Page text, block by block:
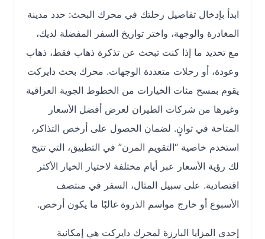
ابدأ بإدخال تفاصيل رحلتك في محرك البحث: حدد مدينة
المغادرة والوجهة، واختر تواريخ السفر المفضلة لديك،
مع تحديد ما إذا كنت تبحث عن تذكرة ذهاب فقط، ذهاب
وعودة، أو رحلات متعددة الوجهات. محرك بحث دايركت
يقوم بمسح مئات الخيارات من الخطوط الجوية العراقية
وغيرها من شركات الطيران لعرض أفضل الأسعار
المتاحة في ثوانٍ. لضمان الحصول على أرخص التذاكر،
استخدم خاصية “التقويم المرن” في التطبيق، التي تتيح
لك رؤية الأسعار عبر أيام مختلفة لاختيار الخيار الأكثر
اقتصادية. على سبيل المثال، السفر في منتصف
الأسبوع أو خارج مواسم الذروة غالبًا ما يكون أرخص.
إحدى المزايا البارزة لمحرك دايركت هي إمكانية